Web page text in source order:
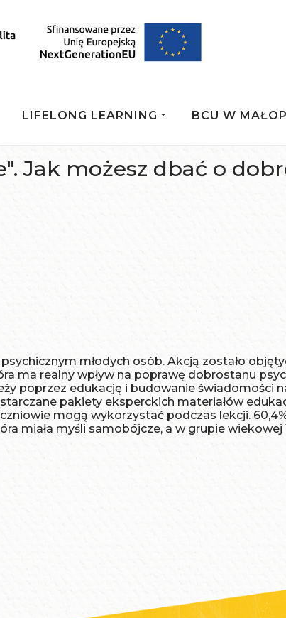
LIFELONG LEARNING BCU W
Jak możesz dbać o
młodych osób. Akcją zostało
ma realny wpływ na poprawę dobrostanu
poprzez edukację i budowanie świadomości
pakiety eksperckich materiałów
mogą wykorzystać podczas lekcji.
miała myśli samobójcze, a w grupie wiekowej